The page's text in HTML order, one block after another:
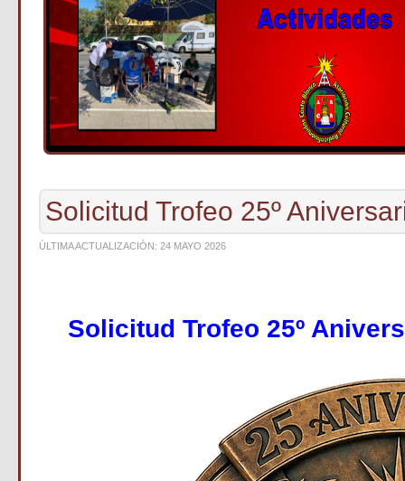
Solicitud Trofeo 25º
ÚLTIMA ACTUALIZACIÓN: 24 MAYO 2026
Solicitud Trofeo 25º